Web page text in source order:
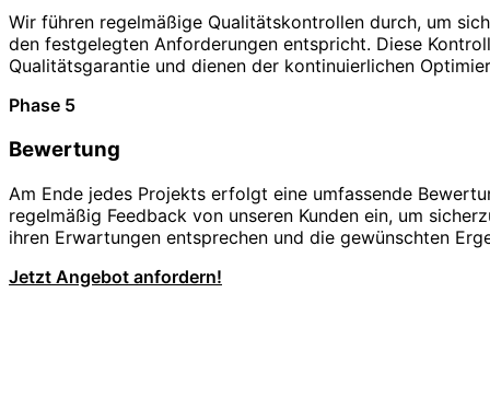
Wir führen regelmäßige Qualitätskontrollen durch, um
den festgelegten Anforderungen entspricht. Diese
Qualitätsgarantie und dienen der kontinuierlichen
Phase 5
Bewertung
Am Ende jedes Projekts erfolgt eine umfassende
regelmäßig Feedback von unseren Kunden ein, um
ihren Erwartungen entsprechen und die gewünschten
Jetzt Angebot anfordern!